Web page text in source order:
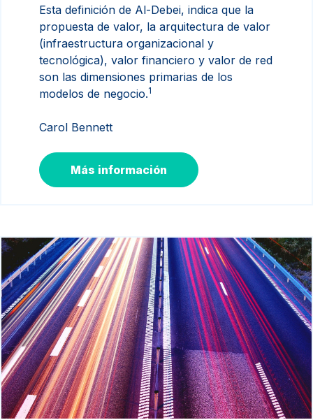
Esta definición de Al-Debei, indica que la
propuesta de valor, la arquitectura de valor
(infraestructura organizacional y
tecnológica), valor financiero y valor de red
son las dimensiones primarias de los
modelos de negocio.1
Carol Bennett
Más información